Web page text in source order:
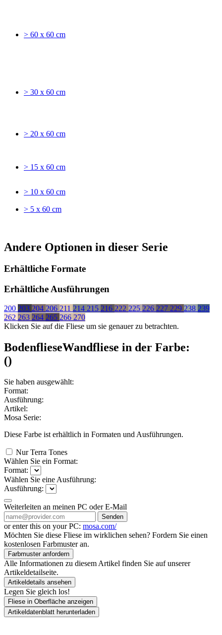
> 60 x 60 cm
> 30 x 60 cm
> 20 x 60 cm
> 15 x 60 cm
> 10 x 60 cm
> 5 x 60 cm
Andere Optionen in dieser Serie
Erhältliche Formate
Erhältliche Ausführungen
200 203 204 206 211 214 215 216 222 225 226 227 229 238 239
262 263 264 265 266 270
Klicken Sie auf die Fliese um sie genauer zu betrachten.
BodenflieseWandfliese in der Farbe:
()
Sie haben ausgewählt:
Format:
Ausführung:
Artikel:
Mosa Serie:
Diese Farbe ist erhältlich in Formaten und Ausführungen.
Nur Terra Tones
Wählen Sie ein Format:
Format:
Wählen Sie eine Ausführung:
Ausführung:
Weiterleiten an meinen PC oder E-Mail
Senden
or enter this on your PC: mosa.com/
Möchten Sie diese Fliese im wirklichen sehen? Fordern Sie einen
kostenlosen Farbmuster an.
Farbmuster anfordern
Alle Informationen zu diesem Artikel finden Sie auf unserer
Artikeldetailseite.
Artikeldetails ansehen
Legen Sie gleich los!
Fliese in Oberfläche anzeigen
Artikeldatenblatt herunterladen